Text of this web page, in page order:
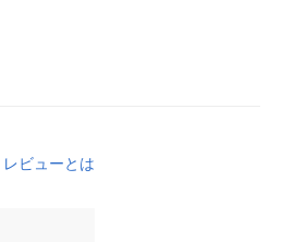
レビューとは